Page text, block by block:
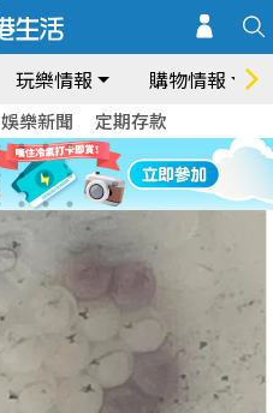
玩樂情報 購物情報
娛樂新聞 定期存款